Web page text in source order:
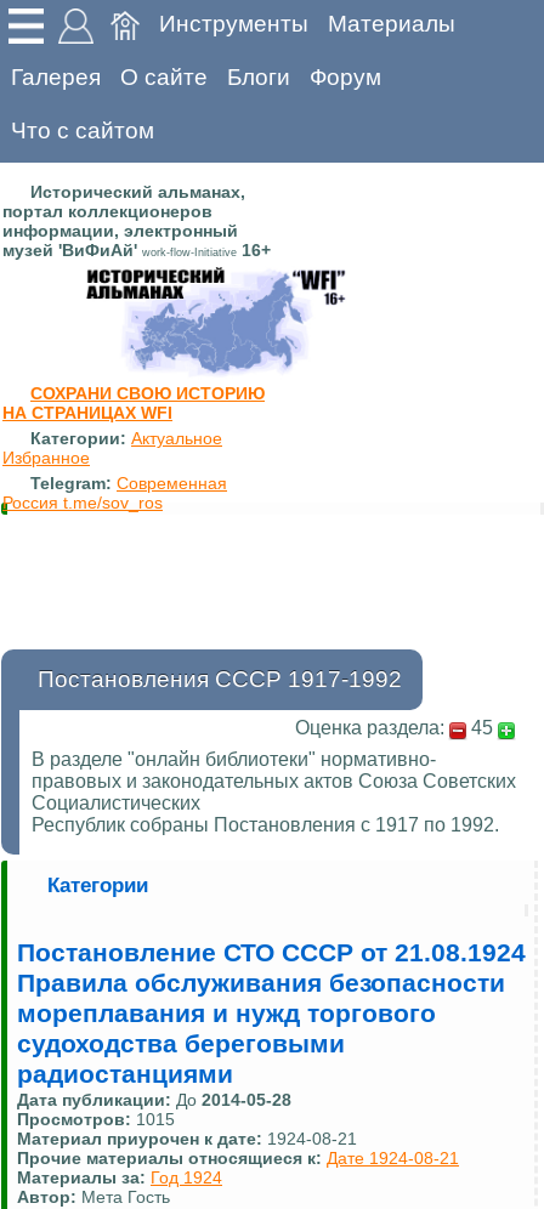
Инструменты Материалы
Галерея О сайте Блоги Форум
Что с сайтом
Исторический альманах,
портал коллекционеров
информации, электронный
музей 'ВиФиАй' work-flow-Initiative 16+
СОХРАНИ СВОЮ ИСТОРИЮ
НА СТРАНИЦАХ WFI
Категории: Актуальное
Избранное
Telegram: Современная
Россия t.me/sov_ros
Постановления СССР 1917-1992
Оценка раздела:
45
В разделе "онлайн библиотеки" нормативно-
правовых и законодательных актов Союза Советских
Социалистических
Республик собраны Постановления с 1917 по 1992.
Категории
Постановление СТО СССР от 21.08.1924
Правила обслуживания безопасности
мореплавания и нужд торгового
судоходства береговыми
радиостанциями
Дата публикации: До 2014-05-28
Просмотров: 1015
Материал приурочен к дате: 1924-08-21
Прочие материалы относящиеся к: Дате 1924-08-21
Материалы за: Год 1924
Автор: Мета Гость